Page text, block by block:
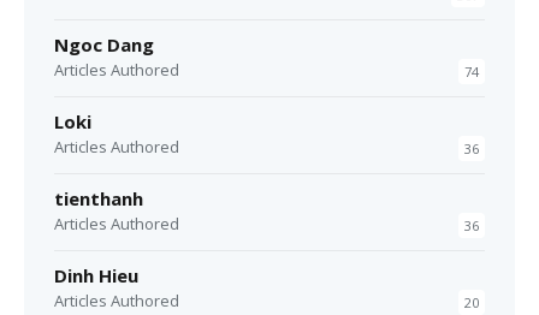
Ngoc Dang
Articles Authored 74
Loki
Articles Authored 36
tienthanh
Articles Authored 36
Dinh Hieu
Articles Authored 20